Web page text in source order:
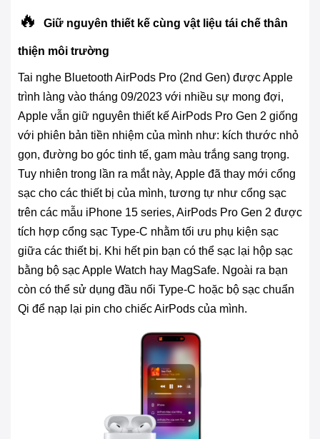
🔥 Giữ nguyên thiết kế cùng vật liệu tái chế thân
thiện môi trường
Tai nghe Bluetooth AirPods Pro (2nd Gen) được Apple
trình làng vào tháng 09/2023 với nhiều sự mong đợi,
Apple vẫn giữ nguyên thiết kế AirPods Pro Gen 2 giống
với phiên bản tiền nhiệm của mình như: kích thước nhỏ
gọn, đường bo góc tinh tế, gam màu trắng sang trọng.
Tuy nhiên trong lần ra mắt này, Apple đã thay mới cổng
sạc cho các thiết bị của mình, tương tự như cổng sạc
trên các mẫu iPhone 15 series, AirPods Pro Gen 2 được
tích hợp cổng sạc Type-C nhằm tối ưu phụ kiện sạc
giữa các thiết bị. Khi hết pin bạn có thể sạc lại hộp sạc
bằng bộ sạc Apple Watch hay MagSafe. Ngoài ra bạn
còn có thể sử dụng đầu nối Type-C hoặc bộ sạc chuẩn
Qi để nạp lại pin cho chiếc AirPods của mình.